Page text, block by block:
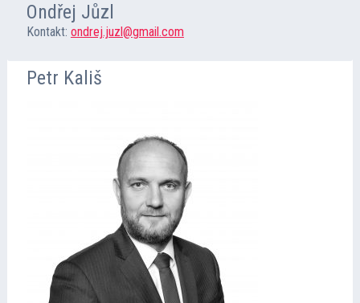
Ondřej Jůzl
Kontakt: ondrej.juzl@gmail.com
Petr Kališ